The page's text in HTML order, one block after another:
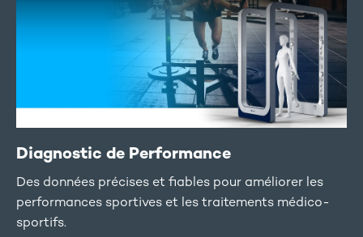
Diagnostic de Performance
Des données précises et fiables pour améliorer les
performances sportives et les traitements médico-
sportifs.